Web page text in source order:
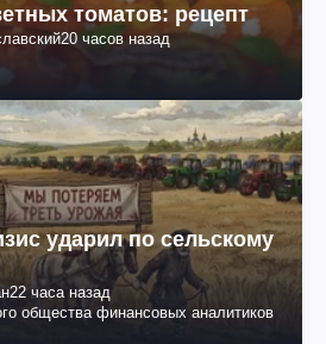
томатов: рецепт
20 часов назад
ударил по сельскому
22 часа назад
общества финансовых аналитиков